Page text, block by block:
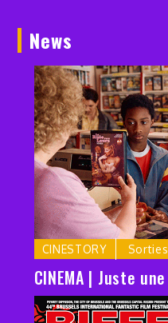
News
CINESTORY Sorties
CINEMA | Juste